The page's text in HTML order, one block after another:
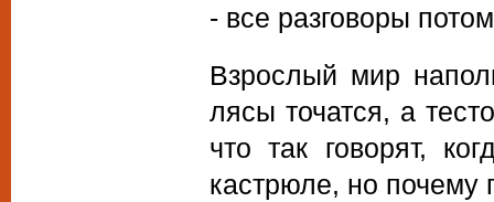
- все разговоры
Взрослый мир
лясы точатся, а
что так говорят,
кастрюле, но почему